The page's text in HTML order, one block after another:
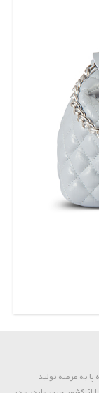
زنانه پا به عرصه تولید